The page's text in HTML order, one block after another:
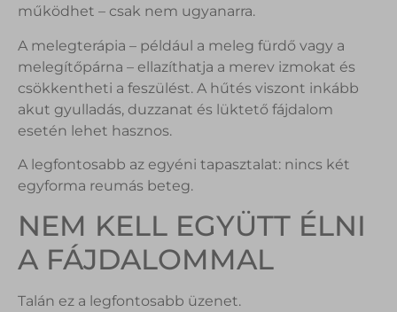
működhet – csak nem ugyanarra.
A melegterápia – például a meleg fürdő vagy a
melegítőpárna – ellazíthatja a merev izmokat és
csökkentheti a feszülést. A hűtés viszont inkább
akut gyulladás, duzzanat és lüktető fájdalom
esetén lehet hasznos.
A legfontosabb az egyéni tapasztalat: nincs két
egyforma reumás beteg.
NEM KELL EGYÜTT ÉLNI
A FÁJDALOMMAL
Talán ez a legfontosabb üzenet.